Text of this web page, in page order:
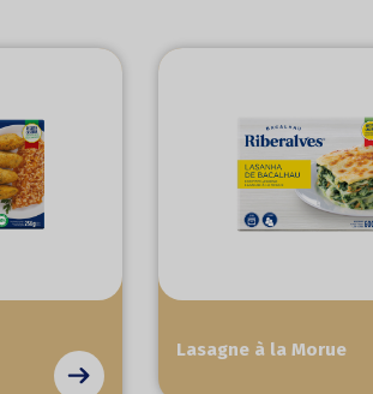
Lasagne à la Morue